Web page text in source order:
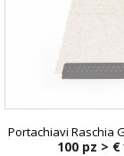
Portachiavi Raschia
100 pz > €